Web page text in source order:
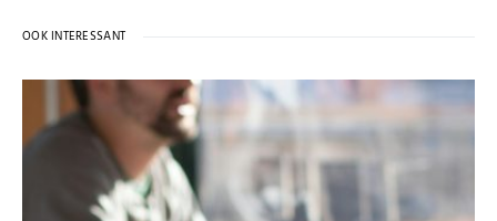
OOK INTERESSANT